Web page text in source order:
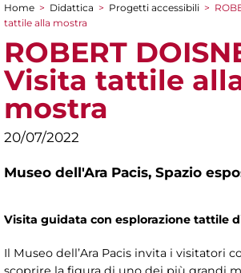
Tu sei qui
Home > Didattica > Progetti accessibili >
tattile alla mostra
ROBERT
Visita tattile
mostra
20/07/2022
Museo dell'Ara Pacis, Spazio
Visita guidata con esplorazione tattile
Il Museo dell’Ara Pacis invita i visitatori